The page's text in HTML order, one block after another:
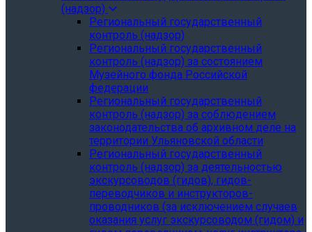
(надзор)
Региональный государственный
контроль (надзор)
Региональный государственный
контроль (надзор) за состоянием
Музейного фонда Российской
федерации
Региональный государственный
контроль (надзор) за соблюдением
законодательства об архивном деле на
территории Ульяновской области
Региональный государственный
контроль (надзор) за деятельностью
экскурсоводов (гидов), гидов-
переводчиков и инструкторов-
проводников (за исключением случаев
оказания услуг экскурсоводом (гидом) и